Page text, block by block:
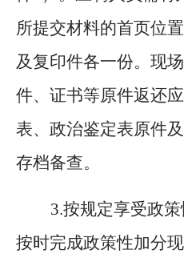
所提交材料的首页位
及复印件各一份。现
件、证书等原件返还
表、政治鉴定表原件
存档备查。
3.按规定享受政
按时完成政策性加分